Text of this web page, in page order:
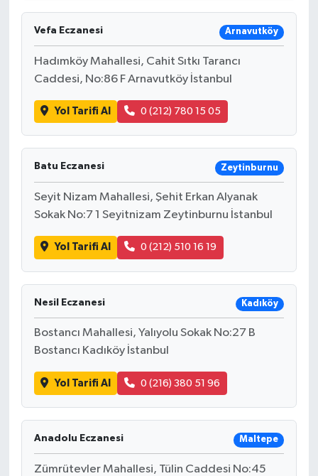
Vefa Eczanesi Arnavutköy
Hadımköy Mahallesi, Cahit Sıtkı Tarancı
Caddesi, No:86 F Arnavutköy İstanbul
Yol Tarifi Al 0 (212) 780 15 05
Batu Eczanesi Zeytinburnu
Seyit Nizam Mahallesi, Şehit Erkan Alyanak
Sokak No:7 1 Seyitnizam Zeytinburnu İstanbul
Yol Tarifi Al 0 (212) 510 16 19
Nesil Eczanesi Kadıköy
Bostancı Mahallesi, Yalıyolu Sokak No:27 B
Bostancı Kadıköy İstanbul
Yol Tarifi Al 0 (216) 380 51 96
Anadolu Eczanesi Maltepe
Zümrütevler Mahallesi, Tülin Caddesi No:45